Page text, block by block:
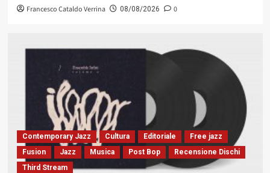
Francesco Cataldo Verrina 08/08/2026 0
Contemporary Jazz Cultura Editoriale
Free jazz
Fusion
Jazz Musica Post Bop
Recensione Dischi
Third Stream